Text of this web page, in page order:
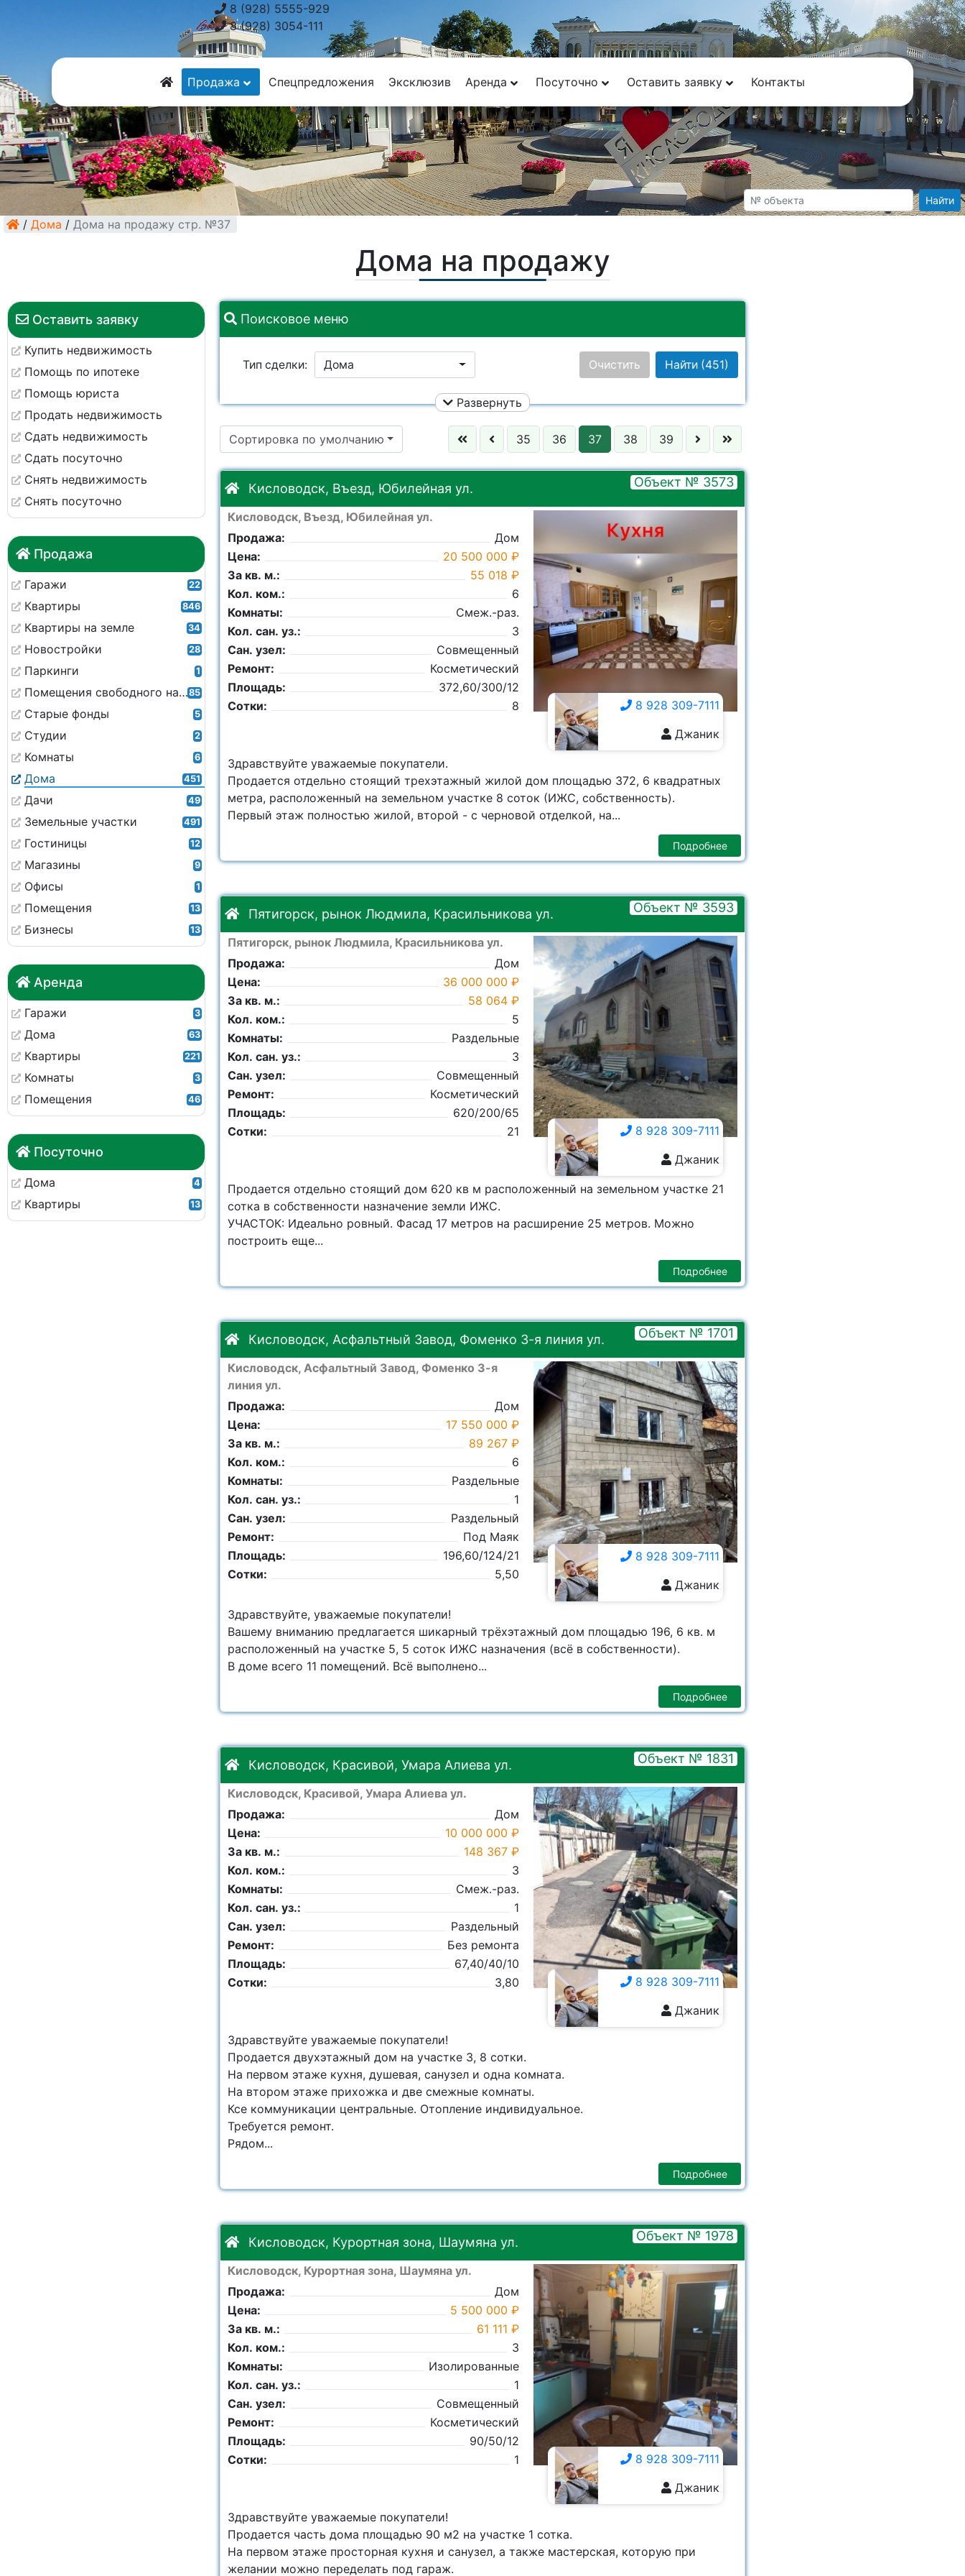
8 (928) 5555-929
8 (928) 3054-111
Продажа Спецпредложения Эксклюзив Аренда Посуточно Оставить заявку Контакты
Найти
/ Дома / Дома на продажу стр. №37
Дома на продажу
Оставить заявку
Купить недвижимость
Помощь по ипотеке
Помощь юриста
Продать недвижимость
Сдать недвижимость
Сдать посуточно
Снять недвижимость
Снять посуточно
Продажа
Гаражи 22
Квартиры 846
Квартиры на земле 34
Новостройки 28
Паркинги 1
Помещения свободного назначения85
Старые фонды 5
Студии 2
Комнаты 6
Дома 451
Дачи 49
Земельные участки 491
Гостиницы 12
Магазины 9
Офисы 1
Помещения 13
Бизнесы 13
Аренда
Гаражи 3
Дома 63
Квартиры 221
Комнаты 3
Помещения 46
Посуточно
Дома 4
Квартиры 13
Поисковое меню
Тип сделки: Дома Найти (451)
Очистить
Площадь общая: Улица: Ничего не выбрано
Кол. комнат: Цена:
Ничего не выбрано
Тип участка: Ничего не выбрано
Развернуть
Сортировка по умолчанию 35 36 37 38 39
Кисловодск, Въезд, Юбилейная ул. Объект № 3573
Кисловодск, Въезд, Юбилейная ул.
Продажа:
Дом
Цена:
20 500 000 ₽
За кв. м.:
55 018 ₽
Кол. ком.:
6
Комнаты:
Смеж.-раз.
Кол. сан. уз.:
3
Сан. узел:
Совмещенный
Ремонт:
Косметический
Площадь:
372,60/300/12
Сотки:
8
8 928 309-7111
Джаник
8 928 309-7111
Здравствуйте уважаемые покупатели.
Продается отдельно стоящий трехэтажный жилой дом площадью 372, 6 квадратных
метра, расположенный на земельном участке 8 соток (ИЖС, собственность).
Первый этаж полностью жилой, второй - с черновой отделкой, на...
Подробнее
Пятигорск, рынок Людмила, Красильникова ул. Объект № 3593
Пятигорск, рынок Людмила, Красильникова ул.
Продажа:
Дом
Цена:
36 000 000 ₽
За кв. м.:
58 064 ₽
Кол. ком.:
5
Комнаты:
Раздельные
Кол. сан. уз.:
3
Сан. узел:
Совмещенный
Ремонт:
Косметический
Площадь:
620/200/65
Сотки:
21
8 928 309-7111
Джаник
8 928 309-7111
Продается отдельно стоящий дом 620 кв м расположенный на земельном участке 21
сотка в собственности назначение земли ИЖС.
УЧАСТОК: Идеально ровный. Фасад 17 метров на расширение 25 метров. Можно
построить еще...
Подробнее
Кисловодск, Асфальтный Завод, Фоменко 3-я линия ул. Объект № 1701
Кисловодск, Асфальтный Завод, Фоменко 3-я
линия ул.
Продажа:
Дом
Цена:
17 550 000 ₽
За кв. м.:
89 267 ₽
Кол. ком.:
6
Комнаты:
Раздельные
Кол. сан. уз.:
1
Сан. узел:
Раздельный
Ремонт:
Под Маяк
Площадь:
196,60/124/21
Сотки:
5,50
8 928 309-7111
Джаник
8 928 309-7111
Здравствуйте, уважаемые покупатели!
Вашему вниманию предлагается шикарный трёхэтажный дом площадью 196, 6 кв. м
расположенный на участке 5, 5 соток ИЖС назначения (всё в собственности).
В доме всего 11 помещений. Всё выполнено...
Подробнее
Кисловодск, Красивой, Умара Алиева ул. Объект № 1831
Кисловодск, Красивой, Умара Алиева ул.
Продажа:
Дом
Цена:
10 000 000 ₽
За кв. м.:
148 367 ₽
Кол. ком.:
3
Комнаты:
Смеж.-раз.
Кол. сан. уз.:
1
Сан. узел:
Раздельный
Ремонт:
Без ремонта
Площадь:
67,40/40/10
Сотки:
3,80
8 928 309-7111
Джаник
8 928 309-7111
Здравствуйте уважаемые покупатели!
Продается двухэтажный дом на участке 3, 8 сотки.
На первом этаже кухня, душевая, санузел и одна комната.
На втором этаже прихожка и две смежные комнаты.
Ксе коммуникации центральные. Отопление индивидуальное.
Требуется ремонт.
Рядом...
Подробнее
Кисловодск, Курортная зона, Шаумяна ул. Объект № 1978
Кисловодск, Курортная зона, Шаумяна ул.
Продажа:
Дом
Цена:
5 500 000 ₽
За кв. м.:
61 111 ₽
Кол. ком.:
3
Комнаты:
Изолированные
Кол. сан. уз.:
1
Сан. узел:
Совмещенный
Ремонт:
Косметический
Площадь:
90/50/12
Сотки:
1
8 928 309-7111
Джаник
8 928 309-7111
Здравствуйте уважаемые покупатели!
Продается часть дома площадью 90 м2 на участке 1 сотка.
На первом этаже просторная кухня и санузел, а также мастерская, которую при
желании можно переделать под гараж.